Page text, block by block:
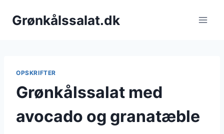
Grønkålssalat.dk
OPSKRIFTER
Grønkålssalat med
avocado og granatæble